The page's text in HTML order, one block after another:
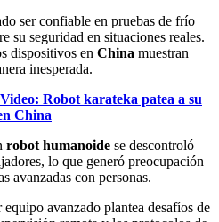
ser confiable en pruebas de frío
su seguridad en situaciones reales.
dispositivos en China muestran
inesperada.
Video: Robot karateka patea a su
China
robot humanoide se descontroló
lo que generó preocupación
avanzadas con personas.
avanzado plantea desafíos de